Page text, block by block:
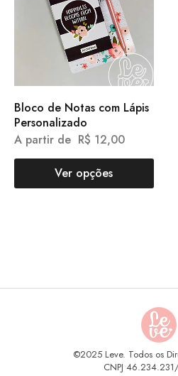
Bloco de Notas com Lápis
Personalizado
A partir de R$ 12,00
Ver opções
©2025 Leve. Todos os
CNPJ